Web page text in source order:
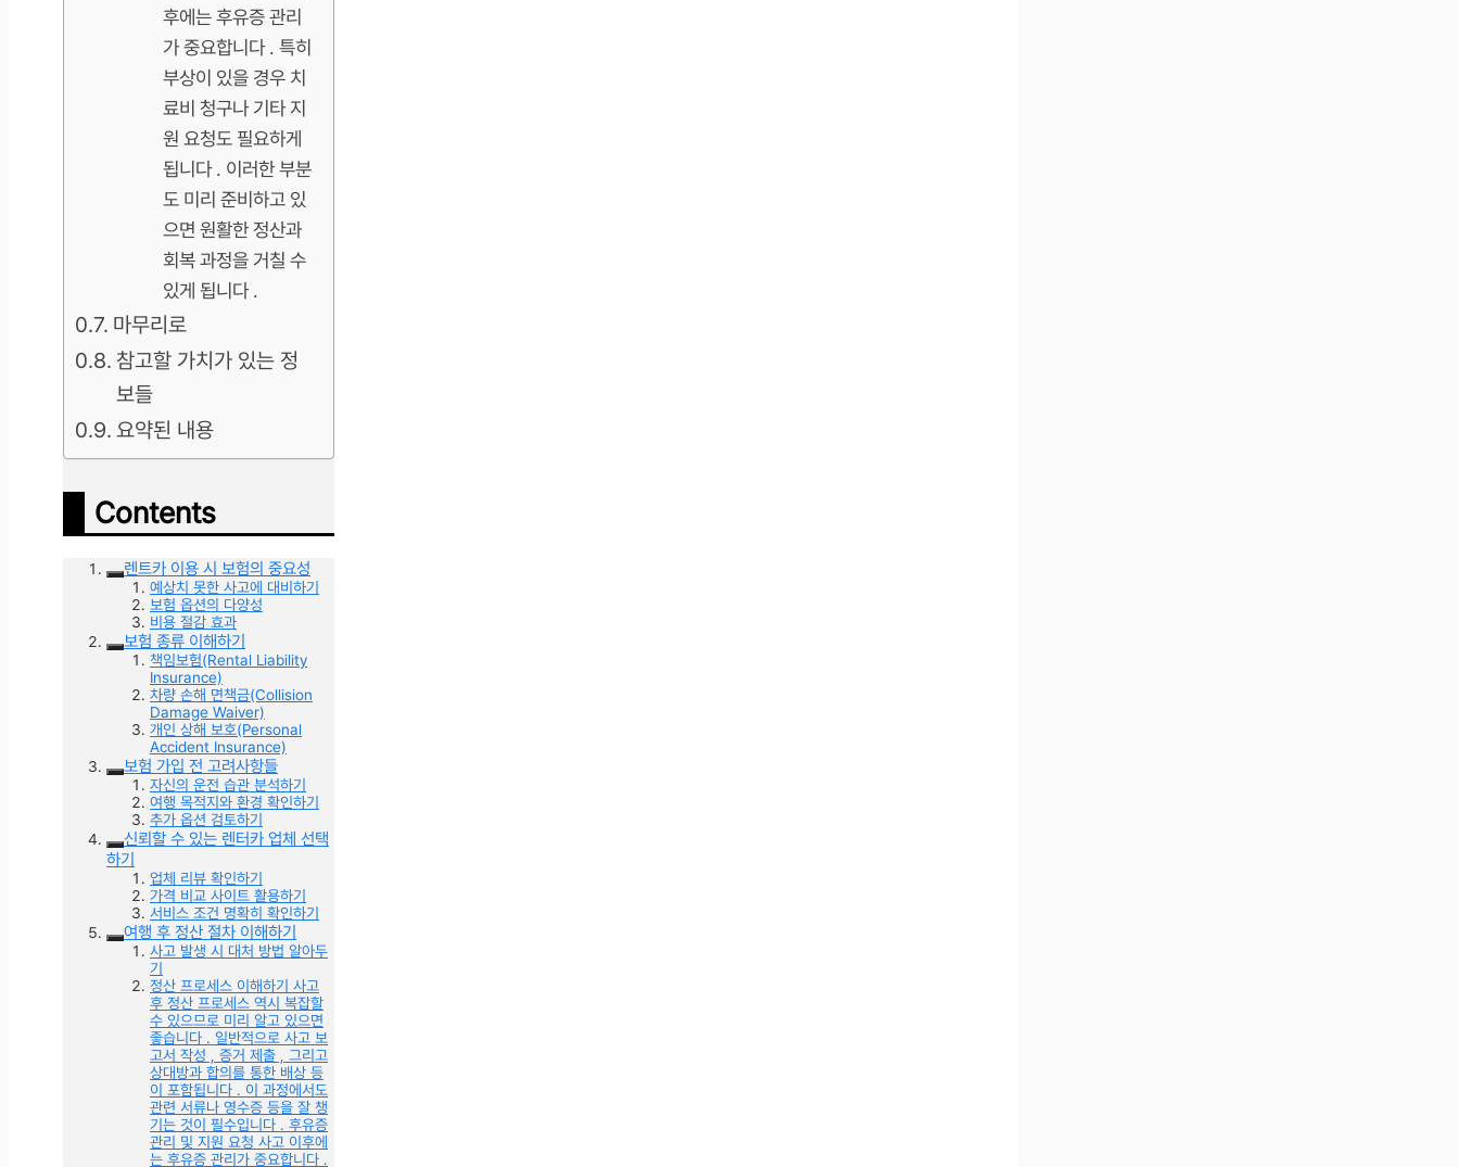
후에는 후유증 관리
가 중요합니다 . 특히
부상이 있을 경우 치
료비 청구나 기타 지
원 요청도 필요하게
됩니다 . 이러한 부분
도 미리 준비하고 있
으면 원활한 정산과
회복 과정을 거칠 수
있게 됩니다 .
마무리로
참고할 가치가 있는 정
보들
요약된 내용
Contents
렌트카 이용 시 보험의 중요성
예상치 못한 사고에 대비하기
보험 옵션의 다양성
비용 절감 효과
보험 종류 이해하기
책임보험(Rental Liability
Insurance)
차량 손해 면책금(Collision
Damage Waiver)
개인 상해 보호(Personal
Accident Insurance)
보험 가입 전 고려사항들
자신의 운전 습관 분석하기
여행 목적지와 환경 확인하기
추가 옵션 검토하기
신뢰할 수 있는 렌터카 업체 선택
하기
업체 리뷰 확인하기
가격 비교 사이트 활용하기
서비스 조건 명확히 확인하기
여행 후 정산 절차 이해하기
사고 발생 시 대처 방법 알아두
기
정산 프로세스 이해하기 사고
후 정산 프로세스 역시 복잡할
수 있으므로 미리 알고 있으면
좋습니다 . 일반적으로 사고 보
고서 작성 , 증거 제출 , 그리고
상대방과 합의를 통한 배상 등
이 포함됩니다 . 이 과정에서도
관련 서류나 영수증 등을 잘 챙
기는 것이 필수입니다 . 후유증
관리 및 지원 요청 사고 이후에
는 후유증 관리가 중요합니다 .